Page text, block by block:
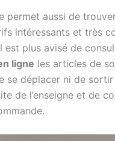
permet aussi de
intéressants et très
est plus avisé de
ligne les articles de
se déplacer ni de
de l’enseigne et de